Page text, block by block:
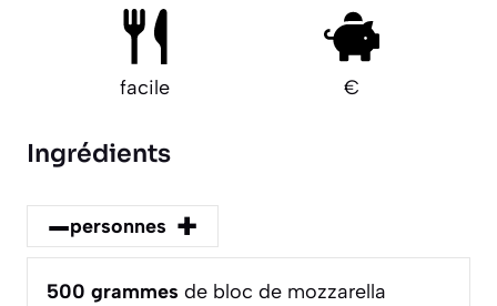
facile €
Ingrédients
–personnes +
500 grammes de bloc de mozzarella